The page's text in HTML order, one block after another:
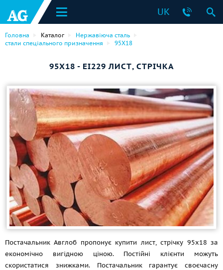
UK
Головна Каталог
Нержавіюча сталь
стали спеціального призначення
95Х18
95Х18 - ЕІ229 ЛИСТ, СТРІЧКА
Постачальник Авглоб пропонує купити лист, стрічку 95х18 за
економічно вигідною ціною. Постійні клієнти можуть
скористатися знижками. Постачальник гарантує своєчасну